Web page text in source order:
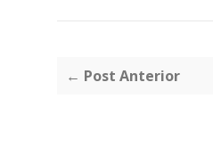
← Post Anterior